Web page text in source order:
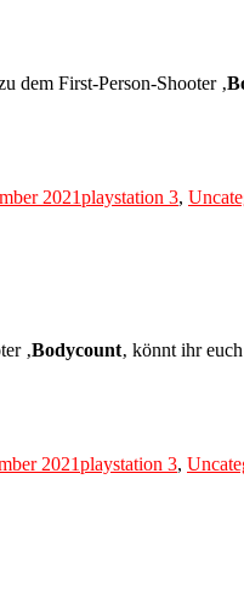
dem First-Person-Shooter ‚
2021playstation 3,
‚Bodycount‚ könnt ihr
2021playstation 3,